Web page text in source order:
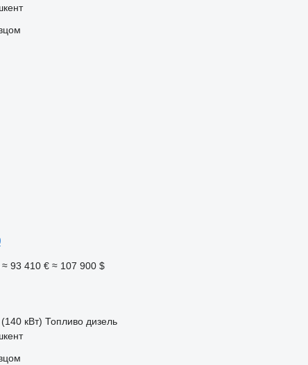
≈ 93 410 € ≈ 107 900 $
кВт) Топливо дизель